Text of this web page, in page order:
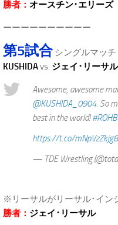
勝者： オースチン･エリーズ
ーーーーーーーーーー
第5試合シングルマッチ
KUSHIDAvs. ジェイ･リーサル
Awesome, awesome
@KUSHIDA_0904. So
best in the world!
https://t.co/mNpVzZkjg8
— TDE Wrestling
※リーサルがリーサル･イン
勝者： ジェイ･リーサル